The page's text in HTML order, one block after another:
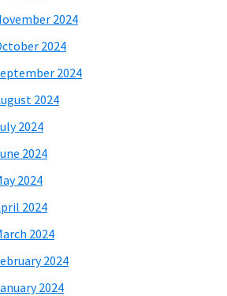
2024
2024
2024
2024
2024
2024
2024
2024
2024
2024
2024